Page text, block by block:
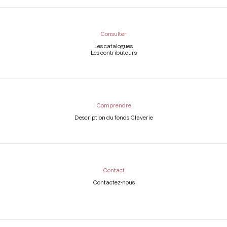
Consulter
Les catalogues
Les contributeurs
Comprendre
Description du fonds Claverie
Contact
Contactez-nous
Légal